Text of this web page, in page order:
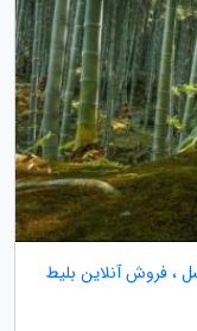
، فروش آنلاین بلیط